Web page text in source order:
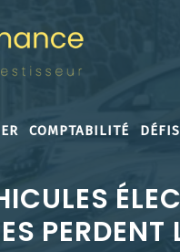
COMPTABILITÉ
PERDENT